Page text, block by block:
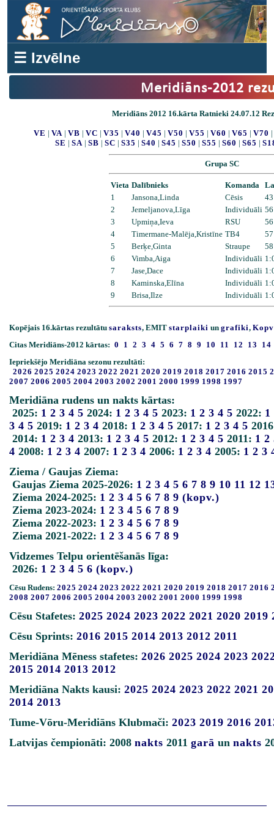
☰ Izvēlne
Meridiāns-2012
Meridiāns 2012 16.kārta Ratnieki 24.07.12
VE | VA | VB | VC | V35 | V40 | V45 | V50 | V55 | V60 | V65 | V70 |
SE | SA| SB | SC | S35 | S40 | S45 | S50 | S55 | S60 | S65 |
Grupa SC
Vieta Dalībnieks Komanda
1
Jansona,Linda Cēsis
2
Jemeljanova,Līga Individuāli
3
Upmiņa,Ieva RSU
4
Timermane-Malēja,Kristīne TB4
5
Berķe,Ginta Straupe
6
Vimba,Aiga Individuāli
7
Jase,Dace Individuāli
8
Kaminska,Elīna Individuāli
9
Brisa,Ilze Individuāli
Kopējais 16.kārtas rezultātu saraksts, EMIT starplaiki un grafiki,
Citas Meridiāns-2012 kārtas: 0 1 2 3 4 5 6 7 8 9 10 11 12 13
14
Iepriekšējo Meridiāna sezonu rezultāti:
2026 2025 2024 2023 2022 2021 2020 2019 2018 2017 2016 2015
2007 2006 2005 2004 2003 2002 2001 2000 1999 1998 1997
Meridiāna rudens un nakts kārtas:
2025: 1 2 3 4 5 2024: 1 2 3 4 5 2023: 1 2 3 4 5 2022: 1
3 4 5 2019: 1 2 3 4 2018: 1 2 3 4 5 2017: 1 2 3 4 5
2014: 1 2 3 4 2013: 1 2 3 4 5 2012: 1 2 3 4 5 2011: 1 2
4 2008: 1 2 3 4 2007: 1 2 3 4 2006: 1 2 3 4 2005: 1 2 3
Ziema / Gaujas Ziema:
Gaujas Ziema 2025-2026: 1 2 3 4 5 6 7 8 9 10 11 12
Ziema 2024-2025: 1 2 3 4 5 6 7 8 9 (kopv.)
Ziema 2023-2024: 1 2 3 4 5 6 7 8 9
Ziema 2022-2023: 1 2 3 4 5 6 7 8 9
Ziema 2021-2022: 1 2 3 4 5 6 7 8 9
Vidzemes Telpu orientēšanās līga:
2026: 1 2 3 4 5 6 (kopv.)
Cēsu Rudens: 2025 2024 2023 2022 2021 2020 2019 2018 2017 2016
2008 2007 2006 2005 2004 2003 2002 2001 2000 1999 1998
Cēsu Stafetes: 2025 2024 2023 2022 2021 2020 2019
Cēsu Sprints: 2016 2015 2014 2013 2012 2011
Meridiāna Mēness stafetes: 2026 2025 2024 2023
2015 2014 2013 2012
Meridiāna Nakts kausi: 2025 2024 2023 2022 2021
2014 2013
Tume-Vōru-Meridiāns Klubmači: 2023 2019 2016
Latvijas čempionāti: 2008 nakts 2011 garā un nakts